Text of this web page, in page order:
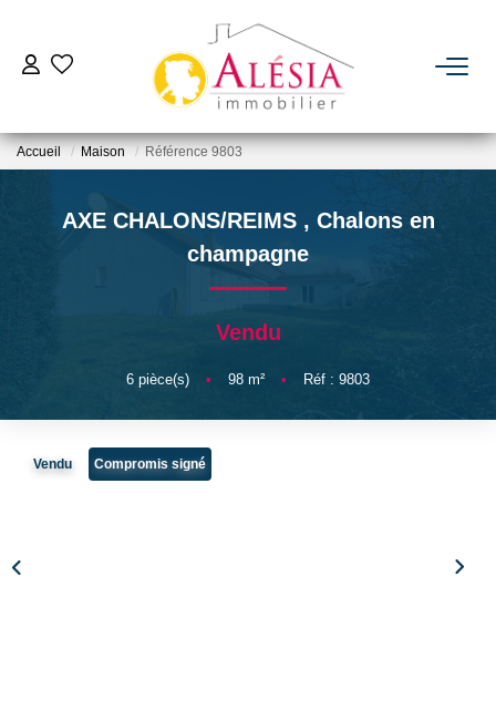
ACHETER
BIENS VENDUS / LOUÉS
NOTRE AGENCE
Accueil Maison Référence 9803
AXE CHALONS/REIMS , Chalons en
champagne
Vendu
6 pièce(s) • 98 m² • Réf : 9803
Vendu Compromis signé